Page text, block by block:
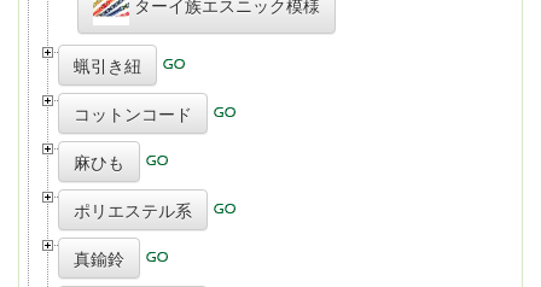
蝋引き紐
コットンコード
麻ひも
ポリエステル系
真鍮鈴